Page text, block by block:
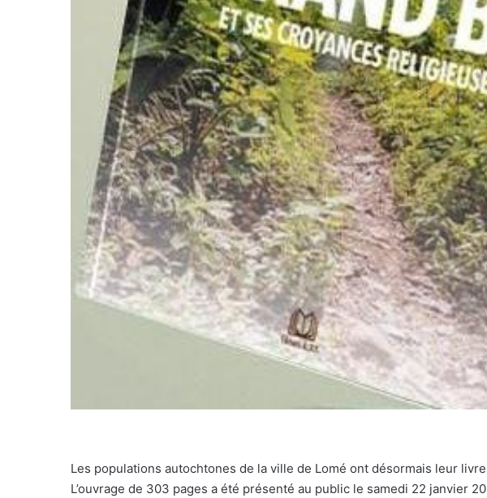
Les populations autochtones de la ville de Lomé ont désormais leur livre
L’ouvrage de 303 pages a été présenté au public le samedi 22 janvier